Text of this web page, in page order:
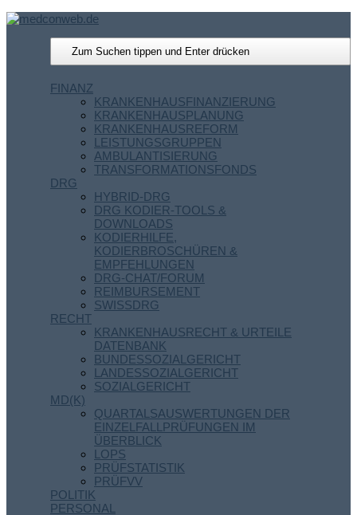
FINANZ
KRANKENHAUSFINANZIERUNG
KRANKENHAUSPLANUNG
KRANKENHAUSREFORM
LEISTUNGSGRUPPEN
AMBULANTISIERUNG
TRANSFORMATIONSFONDS
DRG
HYBRID-DRG
DRG KODIER-TOOLS &
DOWNLOADS
KODIERHILFE,
KODIERBROSCHÜREN &
EMPFEHLUNGEN
DRG-CHAT/FORUM
REIMBURSEMENT
SWISSDRG
RECHT
KRANKENHAUSRECHT & URTEILE
DATENBANK
BUNDESSOZIALGERICHT
LANDESSOZIALGERICHT
SOZIALGERICHT
MD(K)
QUARTALSAUSWERTUNGEN DER
EINZELFALLPRÜFUNGEN IM
ÜBERBLICK
LOPS
PRÜFSTATISTIK
PRÜFVV
POLITIK
PERSONAL